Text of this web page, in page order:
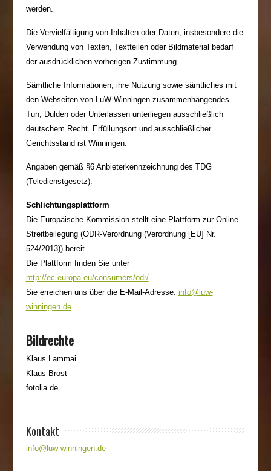
werden.
Die Vervielfältigung von Inhalten oder Daten, insbesondere die
Verwendung von Texten, Textteilen oder Bildmaterial bedarf
der ausdrücklichen vorherigen Zustimmung.
Sämtliche Informationen, ihre Nutzung sowie sämtliches mit
den Webseiten von LuW Winningen zusammenhängendes
Tun, Dulden oder Unterlassen unterliegen ausschließlich
deutschem Recht. Erfüllungsort und ausschließlicher
Gerichtsstand ist Winningen.
Angaben gemäß §6 Anbieterkennzeichnung des TDG
(Teledienstgesetz).
Schlichtungsplattform
Die Europäische Kommission stellt eine Plattform zur Online-
Streitbeilegung (ODR-Verordnung (Verordnung [EU] Nr.
524/2013)) bereit.
Die Plattform finden Sie unter
http://ec.europa.eu/consumers/odr/
Sie erreichen uns über die E-Mail-Adresse: info@luw-
winningen.de
Bildrechte
Klaus Lammai
Klaus Brost
fotolia.de
Kontakt
info@luw-winningen.de